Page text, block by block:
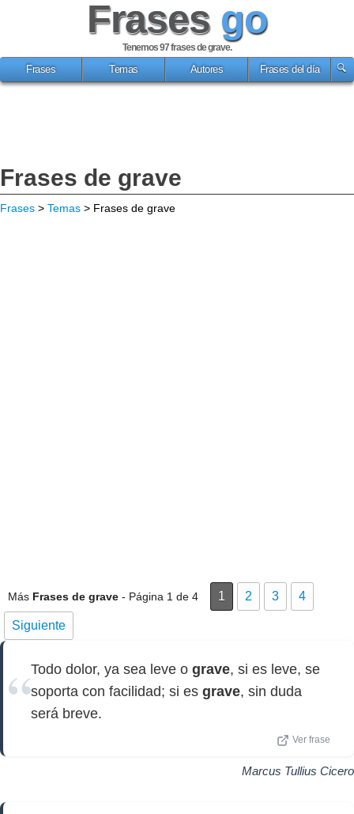
Frases go
Tenemos 97frases de grave.
Frases
Temas Autores Frases del día
Frases de grave
Frases > Temas > Frases de grave
Más Frases de grave - Página 1 de 4 1 2 3 4
Siguiente
Todo dolor, ya sea leve o grave, si es leve, se
soporta con facilidad; si es grave, sin duda
será breve.
Ver frase
Marcus Tullius Cicero